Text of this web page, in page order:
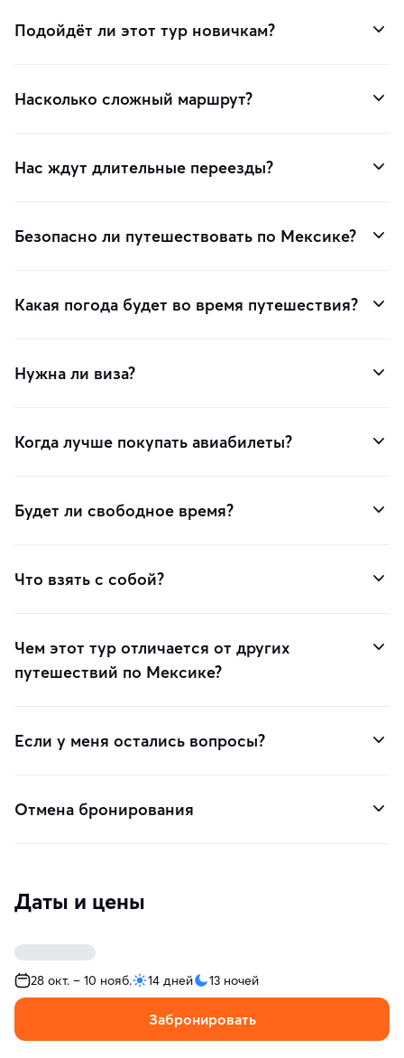
Подойдёт ли этот тур новичкам?
Насколько сложный маршрут?
Нас ждут длительные переезды?
Безопасно ли путешествовать по Мексике?
Какая погода будет во время путешествия?
Нужна ли виза?
Когда лучше покупать авиабилеты?
Будет ли свободное время?
Что взять с собой?
Чем этот тур отличается от других
путешествий по Мексике?
Если у меня остались вопросы?
Отмена бронирования
Даты и цены
28 окт. – 10 нояб. 14 дней 13 ночей
Забронировать